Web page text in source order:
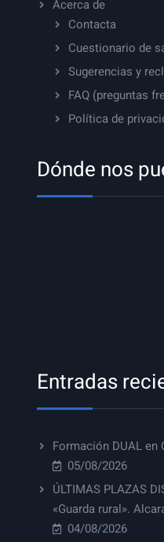
Acerca de
Contacta
Cuestionario de
Sugerencias y
FAQ (preguntas
Política de
Dónde nos
Entradas
Formación DUAL en
05/08/2026
ÚLTIMAS PLAZAS
«Guarda rural».
04/08/2026